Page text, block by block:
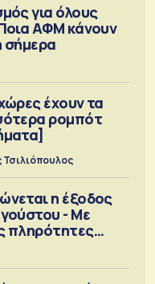
για όλους
ΑΦΜ κάνουν
σήμερα
έχουν τα
ρομπότ
Τσιλιόπουλος
η έξοδος
- Με
πληρότητες